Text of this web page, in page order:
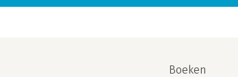
Boeken
Personen